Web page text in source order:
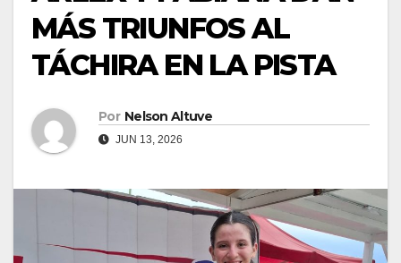
MÁS TRIUNFOS AL
TÁCHIRA EN LA PISTA
Por Nelson Altuve
JUN 13, 2026